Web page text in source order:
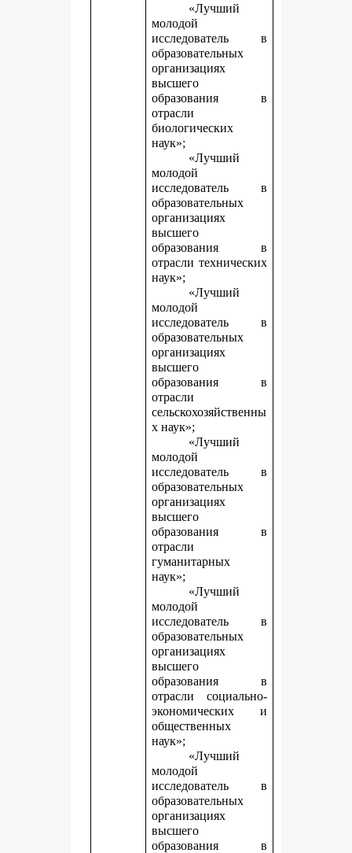
«Лучший
молодой
исследователь в
образовательных
организациях
высшего
образования в
отрасли
биологических
наук»;
«Лучший
молодой
исследователь в
образовательных
организациях
высшего
образования в
отрасли технических
наук»;
«Лучший
молодой
исследователь в
образовательных
организациях
высшего
образования в
отрасли
сельскохозяйственны
х наук»;
«Лучший
молодой
исследователь в
образовательных
организациях
высшего
образования в
отрасли
гуманитарных
наук»;
«Лучший
молодой
исследователь в
образовательных
организациях
высшего
образования в
отрасли социально-
экономических и
общественных
наук»;
«Лучший
молодой
исследователь в
образовательных
организациях
высшего
образования в